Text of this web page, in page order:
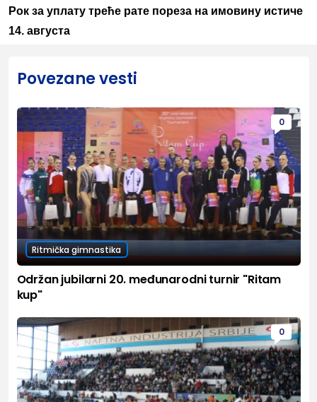
Рок за уплату треће рате пореза на имовину истиче
14. августа
Povezane vesti
0
Ritmička gimnastika
Održan jubilarni 20. međunarodni turnir "Ritam
kup"
0